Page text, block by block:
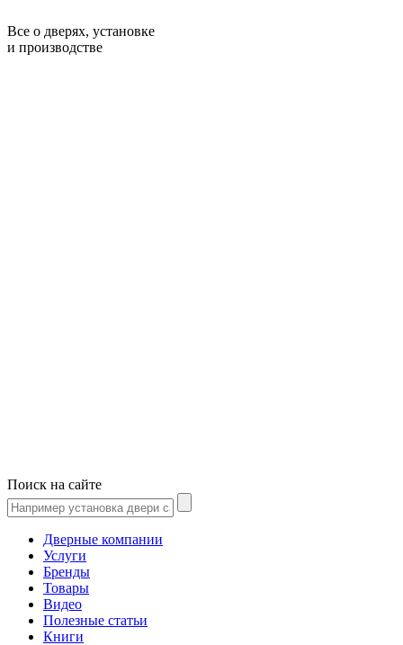
Все о дверях, установке
и производстве
Поиск на сайте
Дверные компании
Услуги
Бренды
Товары
Видео
Полезные статьи
Книги